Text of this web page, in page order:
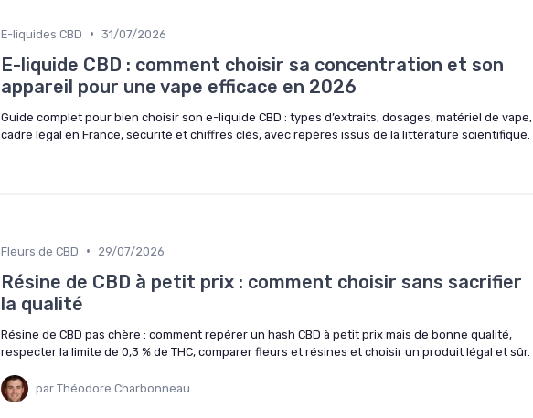
E-liquides CBD • 31/07/2026
E-liquide CBD : comment choisir sa concentration et son
appareil pour une vape efficace en 2026
Guide complet pour bien choisir son e-liquide CBD : types d’extraits, dosages, matériel de vape,
cadre légal en France, sécurité et chiffres clés, avec repères issus de la littérature scientifique.
Fleurs de CBD • 29/07/2026
Résine de CBD à petit prix : comment choisir sans sacrifier
la qualité
Résine de CBD pas chère : comment repérer un hash CBD à petit prix mais de bonne qualité,
respecter la limite de 0,3 % de THC, comparer fleurs et résines et choisir un produit légal et sûr.
par Théodore Charbonneau